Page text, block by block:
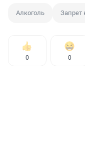
Алкоголь Запрет
0 0